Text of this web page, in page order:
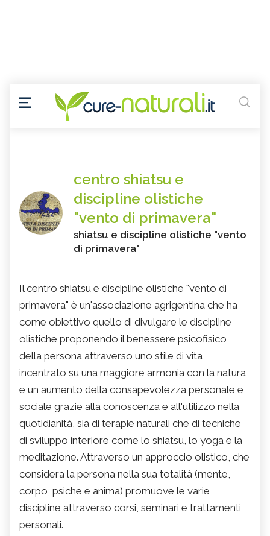
centro shiatsu e
discipline olistiche
"vento di primavera"
shiatsu e discipline olistiche "vento
di primavera"
Il centro shiatsu e discipline olistiche "vento di
primavera" è un'associazione agrigentina che ha
come obiettivo quello di divulgare le discipline
olistiche proponendo il benessere psicofisico
della persona attraverso uno stile di vita
incentrato su una maggiore armonia con la natura
e un aumento della consapevolezza personale e
sociale grazie alla conoscenza e all'utilizzo nella
quotidianità, sia di terapie naturali che di tecniche
di sviluppo interiore come lo shiatsu, lo yoga e la
meditazione. Attraverso un approccio olistico, che
considera la persona nella sua totalità (mente,
corpo, psiche e anima) promuove le varie
discipline attraverso corsi, seminari e trattamenti
personali.